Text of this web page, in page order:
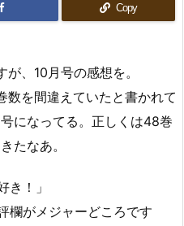
Copy
、10月号の感想を。
数を間違えていたと書かれて
になってる。正しくは48巻
たなあ。
き！」
欄がメジャーどころです